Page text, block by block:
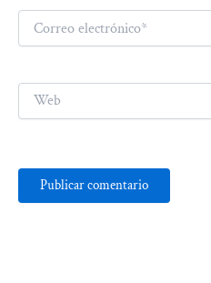
Correo
electrónico*
Web